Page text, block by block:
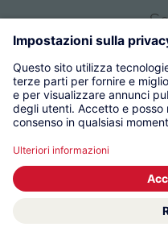
© 2026 KWC
Condizioni